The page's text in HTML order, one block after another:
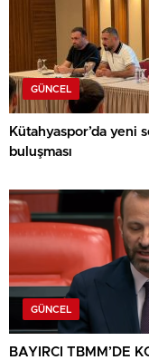
GÜNCEL
Kütahyaspor’da yeni
buluşması
GÜNCEL
BAYIRCI TBMM’DE